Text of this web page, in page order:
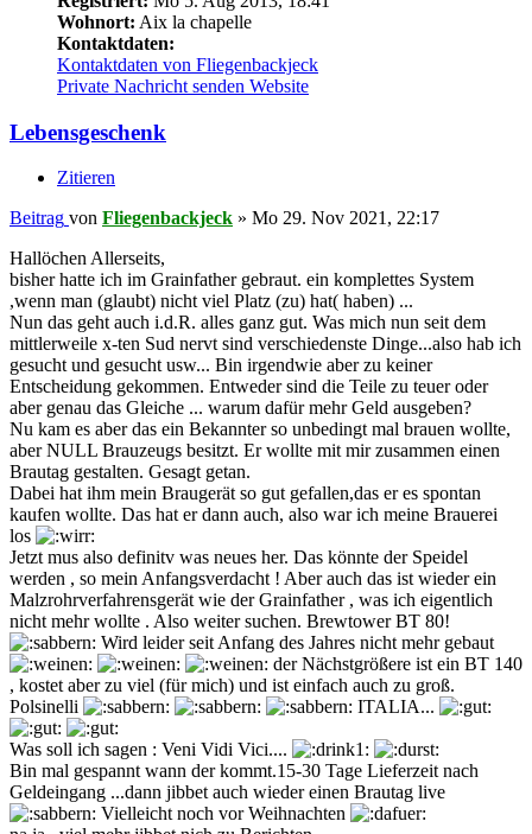
Wohnort: Aix la chapelle
Kontaktdaten:
Kontaktdaten von Fliegenbackjeck
Private Nachricht senden Website
Lebensgeschenk
Zitieren
Beitrag von Fliegenbackjeck » Mo 29. Nov 2021, 22:17
Hallöchen Allerseits,
bisher hatte ich im Grainfather gebraut. ein komplettes System
,wenn man (glaubt) nicht viel Platz (zu) hat( haben) ...
Nun das geht auch i.d.R. alles ganz gut. Was mich nun seit dem
mittlerweile x-ten Sud nervt sind verschiedenste Dinge...also hab ich
gesucht und gesucht usw... Bin irgendwie aber zu keiner
Entscheidung gekommen. Entweder sind die Teile zu teuer oder
aber genau das Gleiche ... warum dafür mehr Geld ausgeben?
Nu kam es aber das ein Bekannter so unbedingt mal brauen wollte,
aber NULL Brauzeugs besitzt. Er wollte mit mir zusammen einen
Brautag gestalten. Gesagt getan.
Dabei hat ihm mein Braugerät so gut gefallen,das er es spontan
kaufen wollte. Das hat er dann auch, also war ich meine Brauerei
los
Jetzt mus also definitv was neues her. Das könnte der Speidel
werden , so mein Anfangsverdacht ! Aber auch das ist wieder ein
Malzrohrverfahrensgerät wie der Grainfather , was ich eigentlich
nicht mehr wollte . Also weiter suchen. Brewtower BT 80!
Wird leider seit Anfang des Jahres nicht mehr gebaut
der Nächstgrößere ist ein BT 140
, kostet aber zu viel (für mich) und ist einfach auch zu groß.
Polsinelli
ITALIA...
Was soll ich sagen : Veni Vidi Vici....
Bin mal gespannt wann der kommt.15-30 Tage Lieferzeit nach
Geldeingang ...dann jibbet auch wieder einen Brautag live
Vielleicht noch vor Weihnachten